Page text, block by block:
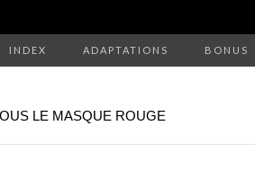
INDEX ADAPTATIONS BONUS
LE MASQUE ROUGE